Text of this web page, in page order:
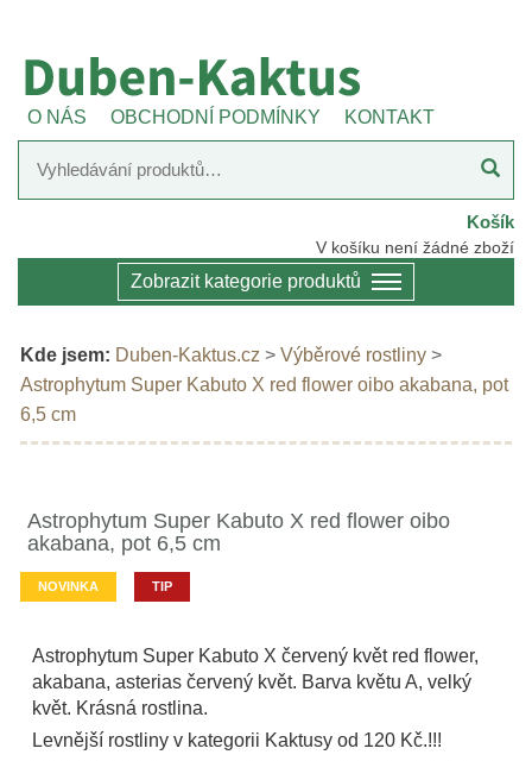
O NÁS OBCHODNÍ PODMÍNKY KONTAKT
Košík
V košíku není žádné zboží
Zobrazit kategorie produktů
Kde jsem: Duben-Kaktus.cz > Výběrové rostliny >
Astrophytum Super Kabuto X red flower oibo akabana, pot
6,5 cm
Astrophytum Super Kabuto X red flower oibo
akabana, pot 6,5 cm
NOVINKA TIP
Astrophytum Super Kabuto X červený květ red flower,
akabana, asterias červený květ. Barva květu A, velký
květ. Krásná rostlina.
Levnější rostliny v kategorii Kaktusy od 120 Kč.!!!